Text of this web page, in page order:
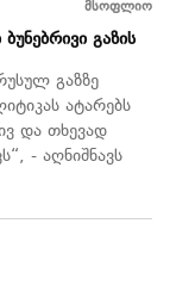
მსოფლიო
გაზის
გაზზე
ატარებს
და თხევად
- აღნიშნავს